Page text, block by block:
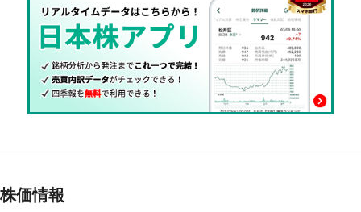
株価情報